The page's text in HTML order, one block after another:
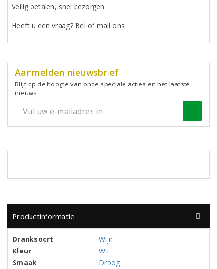
Veilig betalen, snel bezorgen
Heeft u een vraag? Bel of mail ons
Aanmelden nieuwsbrief
Blijf op de hoogte van onze speciale acties en het laatste
nieuws.
Productinformatie
Dranksoort
Wijn
Kleur
Wit
Smaak
Droog